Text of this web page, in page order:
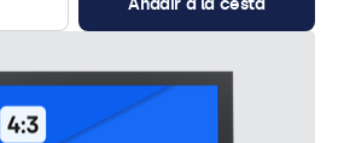
Añadir a la cesta